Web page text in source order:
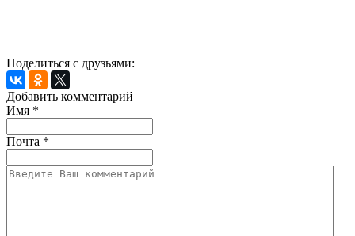
Поделиться с друзьями:
Добавить комментарий
Имя *
Почта *